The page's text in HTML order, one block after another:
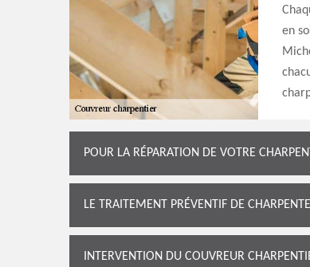
en
POUR LA RÉPARATION DE VOTRE
LE TRAITEMENT PRÉVENTIF DE
INTERVENTION DU COUVREUR